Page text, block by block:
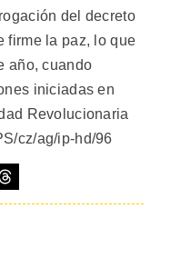
del decreto
firme la paz, lo que
año, cuando
iniciadas en
Revolucionaria
cz/ag/ip-hd/96